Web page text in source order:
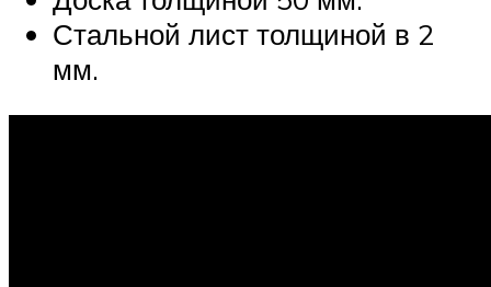
Стальной лист толщиной в 2
мм.